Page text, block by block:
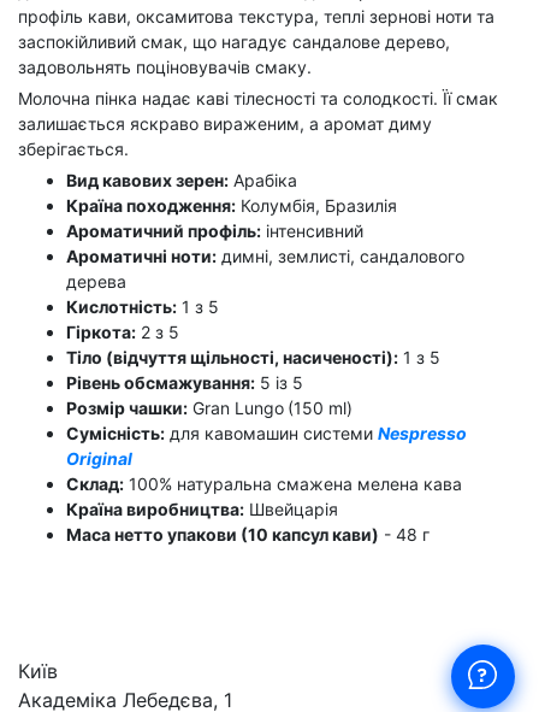
профіль кави, оксамитова текстура, теплі зернові ноти та
заспокійливий смак, що нагадує сандалове дерево,
задовольнять поціновувачів смаку.
Молочна пінка надає каві тілесності та солодкості. Її смак
залишається яскраво вираженим, а аромат диму
зберігається.
Вид кавових зерен: Арабіка
Країна походження: Колумбія, Бразилія
Ароматичний профіль: інтенсивний
Ароматичні ноти: димні, землисті, сандалового
дерева
Кислотність: 1 з 5
Гіркота: 2 з 5
Тіло (відчуття щільності, насиченості): 1 з 5
Рівень обсмажування: 5 із 5
Розмір чашки: Gran Lungo (150 ml)
Сумісність: для кавомашин системи Nespresso
Original
Склад: 100% натуральна смажена мелена кава
Країна виробництва: Швейцарія
Маса нетто упакови (10 капсул кави) - 48 г
Київ
Академіка Лебедєва, 1